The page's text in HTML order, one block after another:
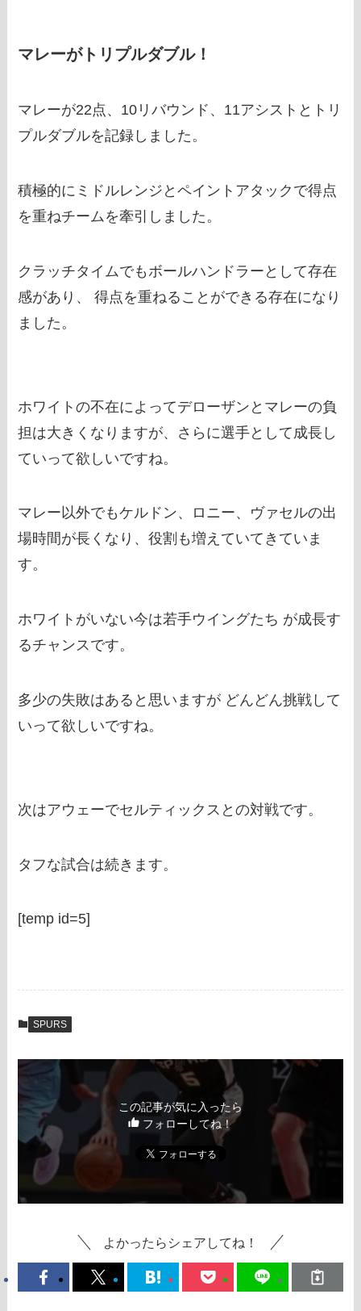
マレーがトリプルダブル！
マレーが22点、10リバウンド、11アシストとトリ
プルダブルを記録しました。
積極的にミドルレンジとペイントアタックで得点
を重ねチームを牽引しました。
クラッチタイムでもボールハンドラーとして存在
感があり、 得点を重ねることができる存在になり
ました。
ホワイトの不在によってデローザンとマレーの負
担は大きくなりますが、さらに選手として成長し
ていって欲しいですね。
マレー以外でもケルドン、ロニー、ヴァセルの出
場時間が長くなり、役割も増えていてきていま
す。
ホワイトがいない今は若手ウイングたち が成長す
るチャンスです。
多少の失敗はあると思いますが どんどん挑戦して
いって欲しいですね。
次はアウェーでセルティックスとの対戦です。
タフな試合は続きます。
[temp id=5]
SPURS
この記事が気に入ったら
フォローしてね！
よかったらシェアしてね！